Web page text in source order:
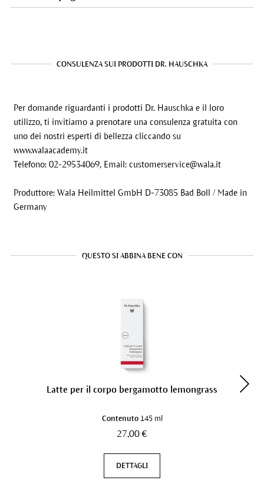
CONSULENZA SUI PRODOTTI DR. HAUSCHKA
Per domande riguardanti i prodotti Dr. Hauschka e il loro
utilizzo, ti invitiamo a prenotare una consulenza gratuita con
uno dei nostri esperti di bellezza cliccando su
www.walaacademy.it
Telefono: 02-29534069, Email: customerservice@wala.it
Produttore: Wala Heilmittel GmbH D-73085 Bad Boll / Made in
Germany
QUESTO SI ABBINA BENE CON
Latte per il corpo bergamotto lemongrass
Contenuto 145 ml
27,00 €
DETTAGLI